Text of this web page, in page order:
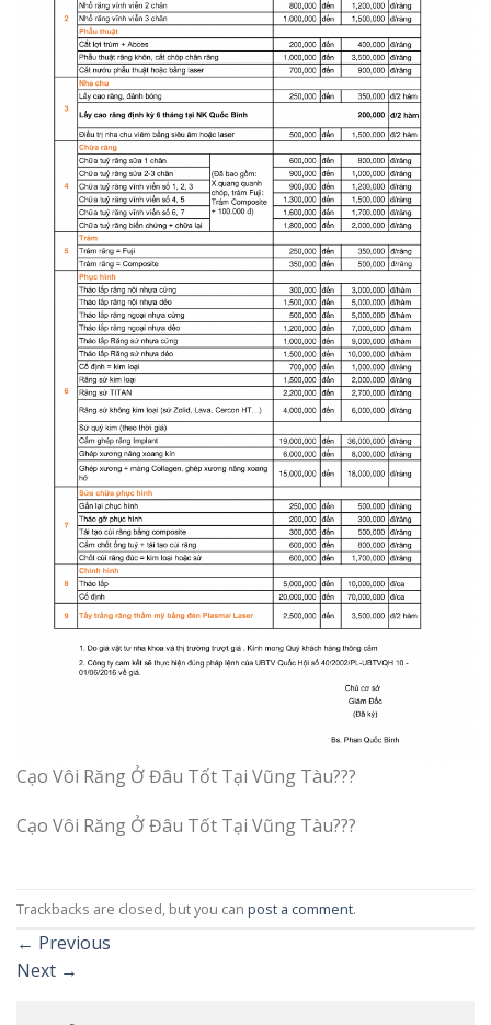
Cạo Vôi Răng Ở Đâu Tốt Tại Vũng Tàu???
Cạo Vôi Răng Ở Đâu Tốt Tại Vũng Tàu???
Trackbacks are closed, but you can post a comment.
← Previous
Next →